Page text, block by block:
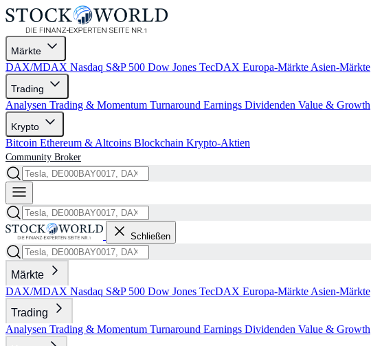
Märkte
DAX/MDAX Nasdaq S&P 500 Dow Jones TecDAX Europa-Märkte Asien-Märkte
Trading
Analysen Trading & Momentum Turnaround Earnings Dividenden Value & Growth
Krypto
Bitcoin Ethereum & Altcoins Blockchain Krypto-Aktien
Community Broker
Schließen
Märkte
DAX/MDAX Nasdaq S&P 500 Dow Jones TecDAX Europa-Märkte Asien-Märkte
Trading
Analysen Trading & Momentum Turnaround Earnings Dividenden Value & Growth